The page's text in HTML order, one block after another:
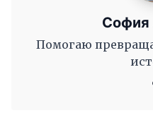
София
Помогаю